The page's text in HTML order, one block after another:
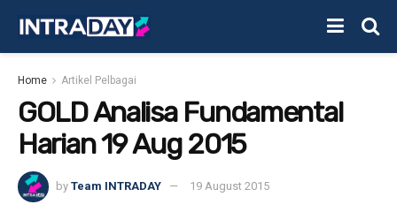
Home Artikel Pelbagai
GOLD Analisa Fundamental
Harian 19 Aug 2015
by Team INTRADAY 19 August 2015